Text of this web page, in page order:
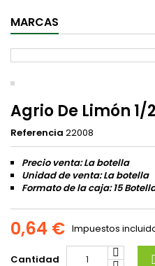
MARCAS
Agrio De Limón 1/
Referencia 22008
Precio venta: La botella
Unidad de venta: La botella
Formato de la caja: 15
0,64 € Impuestos
Cantidad